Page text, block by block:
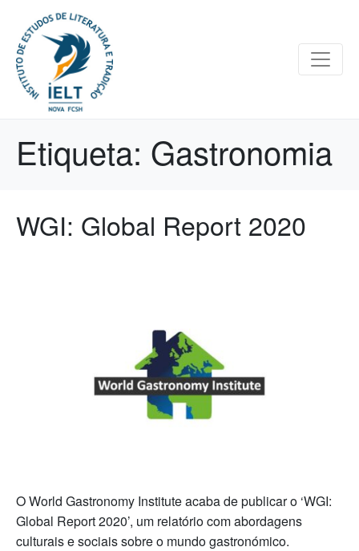
Etiqueta: Gastronomia
WGI: Global Report 2020
O World Gastronomy Institute acaba de publicar o ‘WGI:
Global Report 2020’, um relatório com abordagens
culturais e sociais sobre o mundo gastronómico.